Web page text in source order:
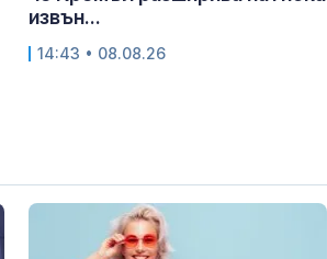
извън...
14:43 • 08.08.26